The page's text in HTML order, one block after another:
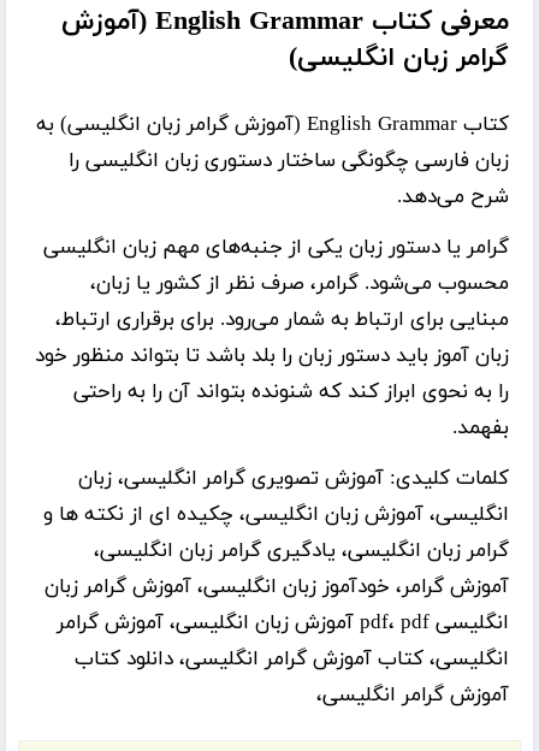
معرفی کتاب English Grammar (آموزش
گرامر زبان انگلیسی)
کتاب English Grammar (آموزش گرامر زبان انگلیسی)
به
زبان فارسی چگونگی ساختار دستوری زبان انگلیسی را
شرح می‌دهد.
گرامر یا دستور زبان یکی از جنبه‌های مهم زبان انگلیسی
محسوب می‌شود. گرامر، صرف نظر از کشور یا زبان،
مبنایی برای ارتباط به شمار می‌رود. برای برقراری ارتباط،
زبان آموز باید دستور زبان را بلد باشد تا بتواند منظور خود
را به نحوی ابراز کند که شنونده بتواند آن را به راحتی
بفهمد.
کلمات کلیدی: آموزش تصویری گرامر انگلیسی، زبان
انگلیسی، آموزش زبان انگلیسی، چکیده ای از نکته ها و
گرامر زبان انگلیسی، یادگیری گرامر زبان انگلیسی،
آموزش گرامر، خودآموز زبان انگلیسی، آموزش گرامر زبان
انگلیسی pdf، pdf آموزش زبان انگلیسی، آموزش گرامر
انگلیسی، کتاب آموزش گرامر انگلیسی، دانلود کتاب
آموزش گرامر انگلیسی،